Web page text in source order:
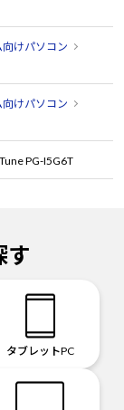
けパソコン
けパソコン
PG-I5G6T
す
タブレットPC